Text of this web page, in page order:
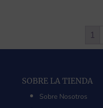
303,60 €.
1
SOBRE LA TIENDA
Sobre Nosotros